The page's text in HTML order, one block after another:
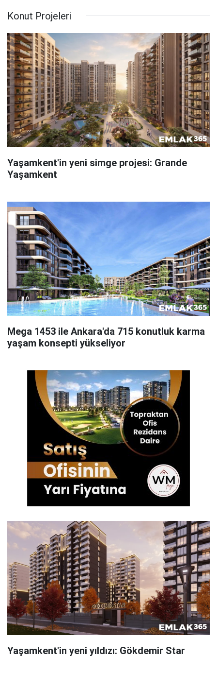
Konut Projeleri
Yaşamkent'in yeni simge projesi: Grande
Yaşamkent
Mega 1453 ile Ankara'da 715 konutluk karma
yaşam konsepti yükseliyor
Yaşamkent'in yeni yıldızı: Gökdemir Star